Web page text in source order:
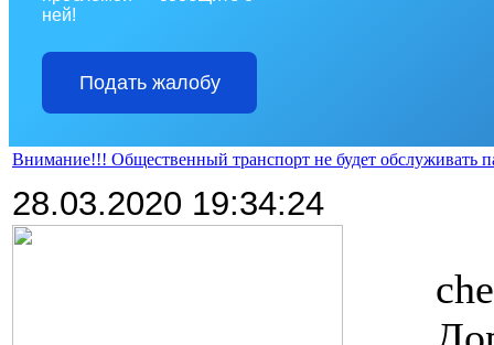
ней!
Подать жалобу
Внимание!!! Общественный транспорт не будет обслуживать
28.03.2020 19:34:24